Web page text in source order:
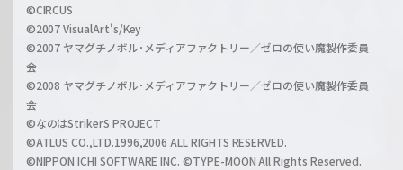
a
r
z
i
l
h
a
©CIRCUS
©2007 VisualArt's/Key
©2007 ヤマグチノボル･メディアファクトリー／ゼロの使い魔製作委員
会
©2008 ヤマグチノボル･メディアファクトリー／ゼロの使い魔製作委員
会
©なのはStrikerS PROJECT
©ATLUS CO.,LTD.1996,2006 ALL RIGHTS RESERVED.
©NIPPON ICHI SOFTWARE INC. ©TYPE-MOON All Rights Reserved.